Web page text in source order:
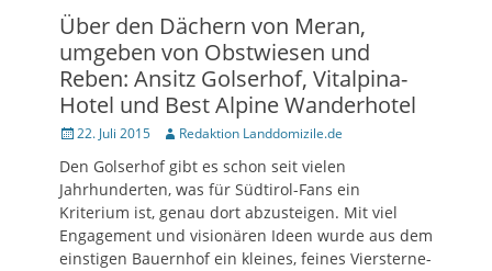
Über den Dächern von Meran,
umgeben von Obstwiesen und
Reben: Ansitz Golserhof, Vitalpina-
Hotel und Best Alpine Wanderhotel
Posted
22. Juli 2015 Author
Redaktion Landdomizile.de
Den Golserhof gibt es schon seit vielen
Jahrhunderten, was für Südtirol-Fans ein
Kriterium ist, genau dort abzusteigen. Mit viel
Engagement und visionären Ideen wurde aus dem
einstigen Bauernhof ein kleines, feines Viersterne-